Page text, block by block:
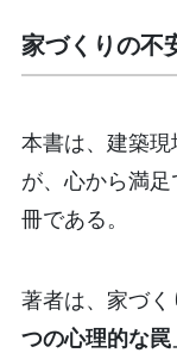
家づくりの不
本書は、建築
が、心から満
冊である。
著者は、家づ
つの心理的な罠